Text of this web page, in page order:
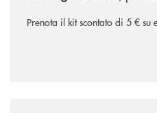
Prenota il kit scontato di 5 € su